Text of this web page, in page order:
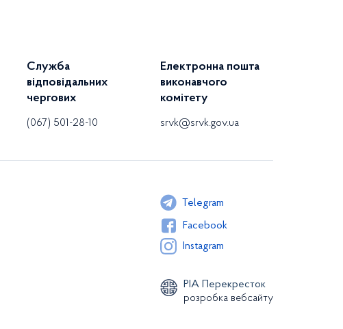
Служба
відповідальних
чергових
(067) 501-28-10
Електронна пошта
виконавчого
комітету
srvk@srvk.gov.ua
Telegram
Facebook
Instagram
РІА Перекресток
розробка вебсайту